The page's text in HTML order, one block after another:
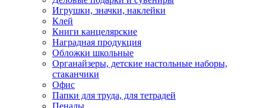
Игрушки, значки, наклейки
Клей
Книги канцелярские
Наградная продукция
Обложки школьные
Органайзеры, детские настольные наборы,
стаканчики
Офис
Папки для труда, для тетрадей
Пеналы